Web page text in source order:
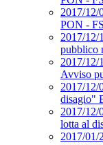
2017/
PON -
2017/12/
pubblico
2017/12/
Avviso
2017/12/
disagio"
2017/12/
lotta al
2017/01/